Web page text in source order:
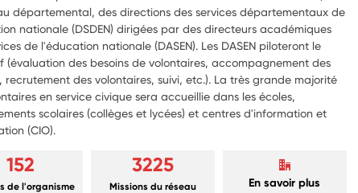
départemental, des directions des services départementaux de
nationale (DSDEN) dirigées par des directeurs académiques
de l'éducation nationale (DASEN). Les DASEN piloteront le
(évaluation des besoins de volontaires, accompagnement des
recrutement des volontaires, suivi, etc.). La très grande majorité
en service civique sera accueillie dans les écoles,
scolaires (collèges et lycées) et centres d'information et
(CIO).
152
de l'organisme
3225
Missions du réseau En savoir plus